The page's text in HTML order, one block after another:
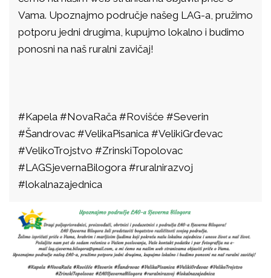
Vama. Upoznajmo područje našeg LAG-a, pružimo
potporu jedni drugima, kupujmo lokalno i budimo
ponosni na naš ruralni zavičaj!
#Kapela #NovaRača #Rovišće #Severin
#Šandrovac #VelikaPisanica #VelikiGrđevac
#VelikoTrojstvo #ZrinskiTopolovac
#LAGSjevernaBilogora #ruralnirazvoj
#lokalnazajednica